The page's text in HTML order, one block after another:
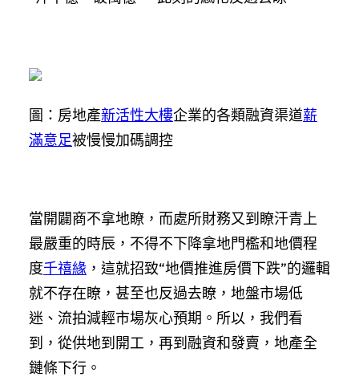
圖：房地產新活性大樓企業的各類融資渠道薪
滿意足被慢慢加碼調控
當開闢商不拿地瞭，而處所財務又到瞭汗青上
最嚴重的時辰，不得不下降拿地門檻和地價程
度千禧緣 ，這就招致“地價推進房價下跌”的邏輯
就不存在瞭，甚至也反過去瞭，地盤市場低
迷、流拍減輕市場灰心預期。所以，我們看
到，從供地到開工，再到融資和發賣，地產全
鏈條下行。